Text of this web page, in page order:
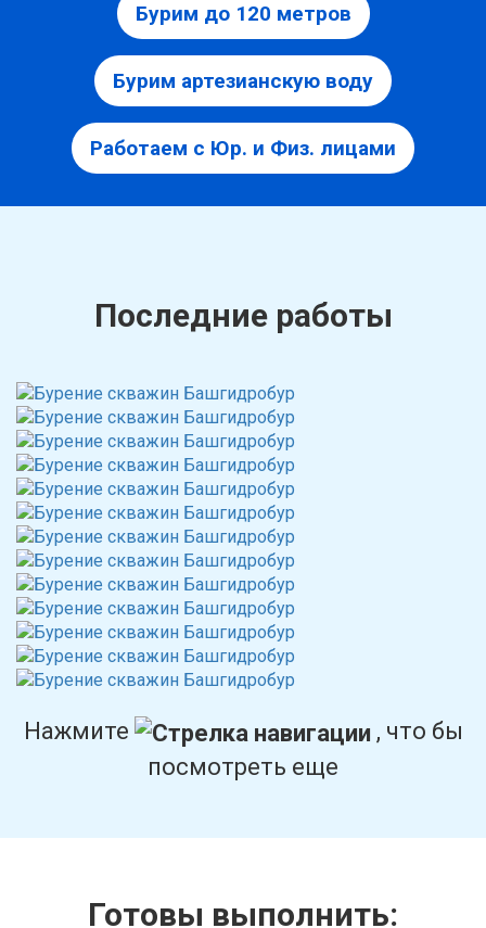
Бурим до 120 метров
Бурим артезианскую воду
Работаем с Юр. и Физ. лицами
Последние работы
Нажмите
, что бы
посмотреть еще
Готовы выполнить: